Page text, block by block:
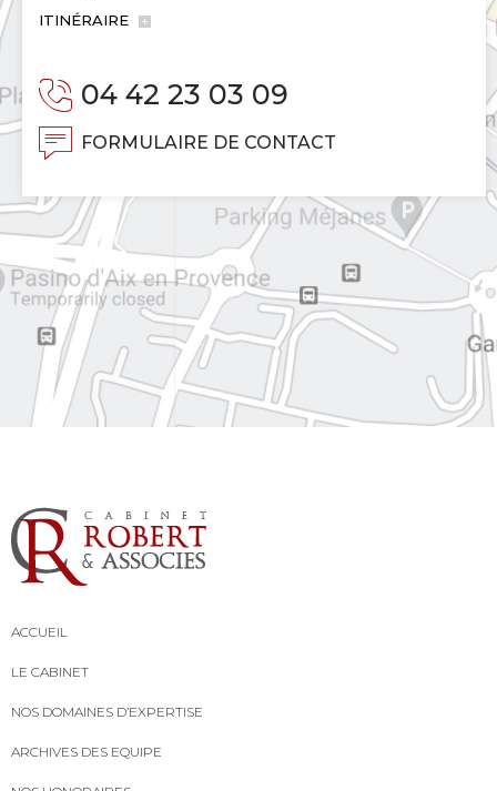
ITINÉRAIRE
04 42 23 03 09
FORMULAIRE DE CONTACT
ACCUEIL
LE CABINET
NOS DOMAINES D’EXPERTISE
ARCHIVES DES EQUIPE